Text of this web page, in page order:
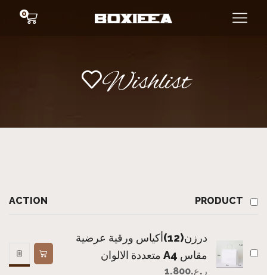
0
Wishlist
PRODUCT
ACTION
درزن(12)أكياس ورقية عرضية
مقاس A4 متعددة الالوان
ر.ع.1.800